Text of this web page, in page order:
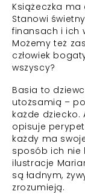
Książeczka
Stanowi
finansach i ich
Możemy też
człowiek
wszyscy?
Basia to
utożsamią –
każde dziecko.
opisuje
każdy ma
sposób ich nie
ilustracje
są ładnym,
zrozumieją.